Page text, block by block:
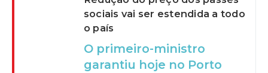
sociais vai ser estendida a todo
o país
O primeiro-ministro
garantiu hoje no Porto